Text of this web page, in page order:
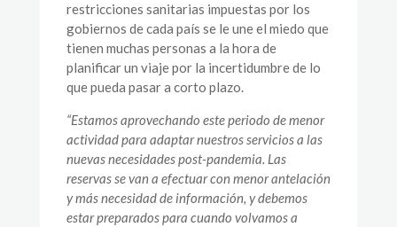
restricciones sanitarias impuestas por los
gobiernos de cada país se le une el miedo que
tienen muchas personas a la hora de
planificar un viaje por la incertidumbre de lo
que pueda pasar a corto plazo.
“Estamos aprovechando este periodo de menor
actividad para adaptar nuestros servicios a las
nuevas necesidades post-pandemia. Las
reservas se van a efectuar con menor antelación
y más necesidad de información, y debemos
estar preparados para cuando volvamos a